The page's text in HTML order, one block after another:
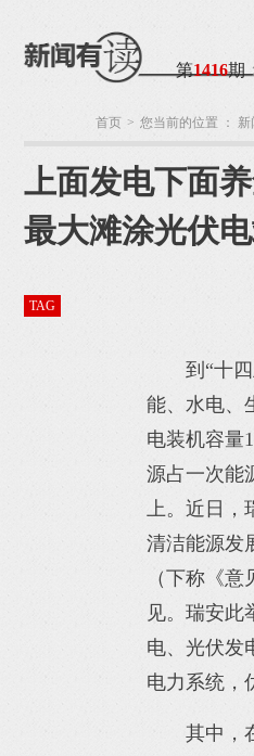
第1416期
首页 > 您当前的位置 ： 新
上面发电下面
最大滩涂光伏
TAG
到“十
能、水电、
电装机容量
源占一次能
上。近日，
清洁能源发
（下称《
见。瑞安此
电、光伏发
电力系统，
其中，